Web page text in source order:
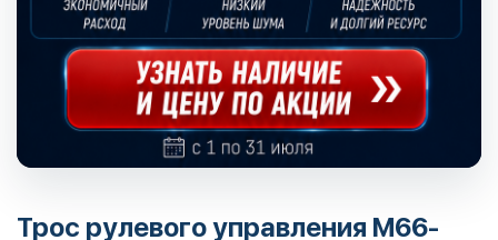
Трос рулевого управления M66-